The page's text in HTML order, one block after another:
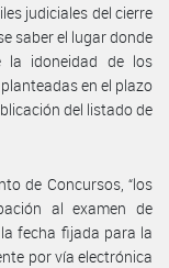
judiciales del cierre
saber el lugar donde
la idoneidad de los
en el plazo
del listado de
de Concursos, “los
al examen de
fecha fijada para la
por vía electrónica